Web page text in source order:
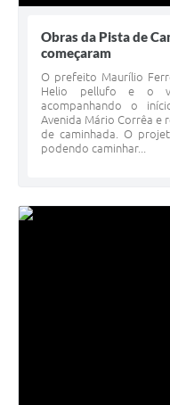
Obras da Pista de
começaram
O prefeito Maurílio
Helio pellufo e o
acompanhando o
Avenida Mário Corrêa e
de caminhada. O
podendo caminhar...